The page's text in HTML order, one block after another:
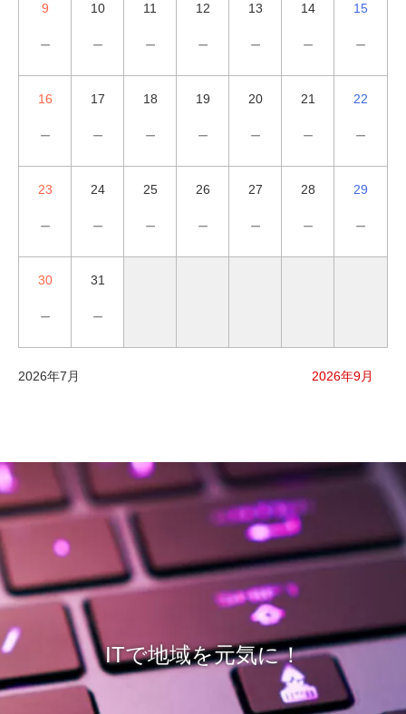
9
－
10
－
11
－
12
－
13
－
14
－
15
－
16
－
17
－
18
－
19
－
20
－
21
－
22
－
23
－
24
－
25
－
26
－
27
－
28
－
29
－
30
－
31
－
2026年7月 2026年9月
ITで地域を元気に！